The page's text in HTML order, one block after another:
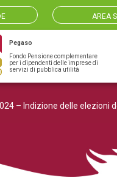
AREA
principale
Pegaso
Fondo Pensione complementare
per i dipendenti delle imprese di
servizi di pubblica utilità
– Indizione delle elezioni